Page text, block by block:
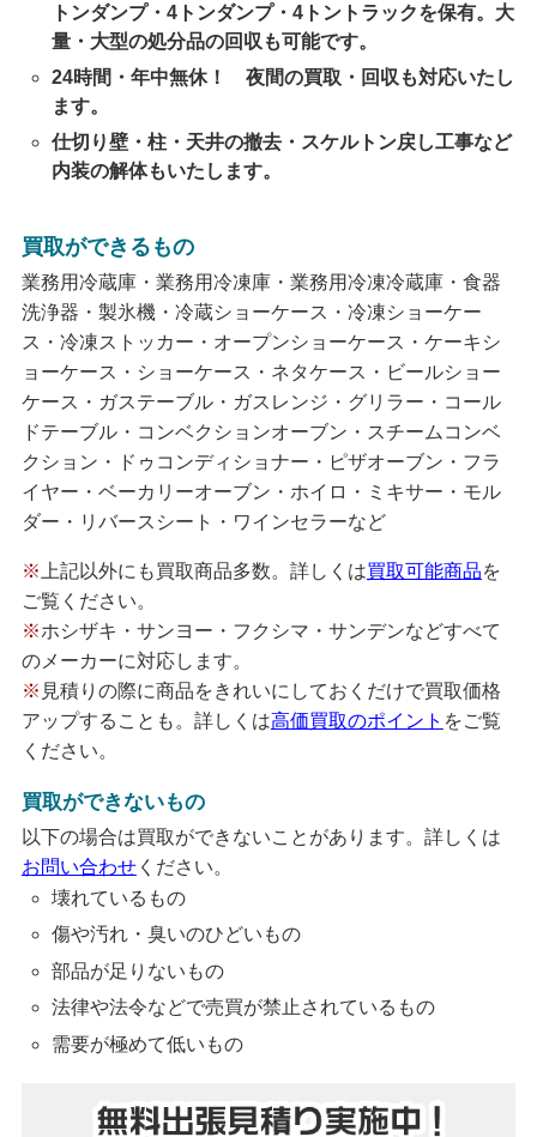
トンダンプ・4トンダンプ・4トントラックを保有。大
量・大型の処分品の回収も可能です。
24時間・年中無休！ 夜間の買取・回収も対応いたし
ます。
仕切り壁・柱・天井の撤去・スケルトン戻し工事など
内装の解体もいたします。
買取ができるもの
業務用冷蔵庫・業務用冷凍庫・業務用冷凍冷蔵庫・食器
洗浄器・製氷機・冷蔵ショーケース・冷凍ショーケー
ス・冷凍ストッカー・オープンショーケース・ケーキシ
ョーケース・ショーケース・ネタケース・ビールショー
ケース・ガステーブル・ガスレンジ・グリラー・コール
ドテーブル・コンベクションオーブン・スチームコンベ
クション・ドゥコンディショナー・ピザオーブン・フラ
イヤー・ベーカリーオーブン・ホイロ・ミキサー・モル
ダー・リバースシート・ワインセラーなど
※ 上記以外にも買取商品多数。詳しくは買取可能商品を
ご覧ください。
※ホシザキ・サンヨー・フクシマ・サンデンなどすべて
のメーカーに対応します。
※ 見積りの際に商品をきれいにしておくだけで買取価格
アップすることも。詳しくは高価買取のポイント をご覧
ください。
買取ができないもの
以下の場合は買取ができないことがあります。詳しくは
お問い合わせください。
壊れているもの
傷や汚れ・臭いのひどいもの
部品が足りないもの
法律や法令などで売買が禁止されているもの
需要が極めて低いもの